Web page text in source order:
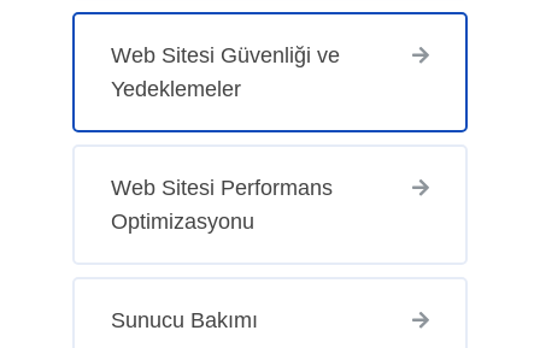
Web Sitesi Güvenliği ve
Yedeklemeler
Web Sitesi Performans
Optimizasyonu
Sunucu Bakımı